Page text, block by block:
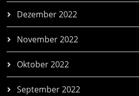
Dezember 2022
November 2022
Oktober 2022
September 2022